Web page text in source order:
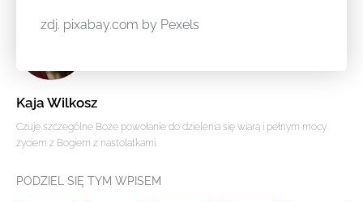
Kaja Wilkosz
Czuje szczególne Boże powołanie do dzielenia się wiarą i pełnym mocy
życiem z Bogiem z nastolatkami.
PODZIEL SIĘ TYM WPISEM
zdj. pixabay.com by Pexels